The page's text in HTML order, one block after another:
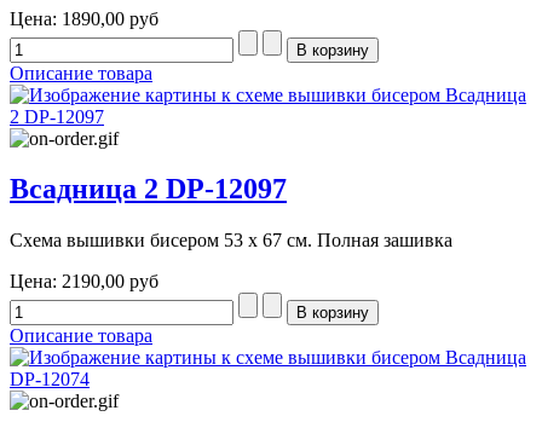
Цена: 1890,00 руб
Описание товара
Всадница 2 DP-12097
Схема вышивки бисером 53 х 67 см. Полная зашивка
Цена: 2190,00 руб
Описание товара